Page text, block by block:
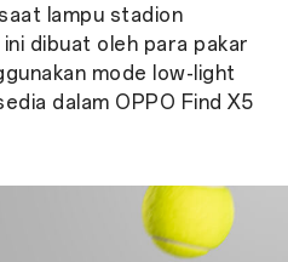
lampu stadion
dibuat oleh para pakar
mode low-light
dalam OPPO Find X5